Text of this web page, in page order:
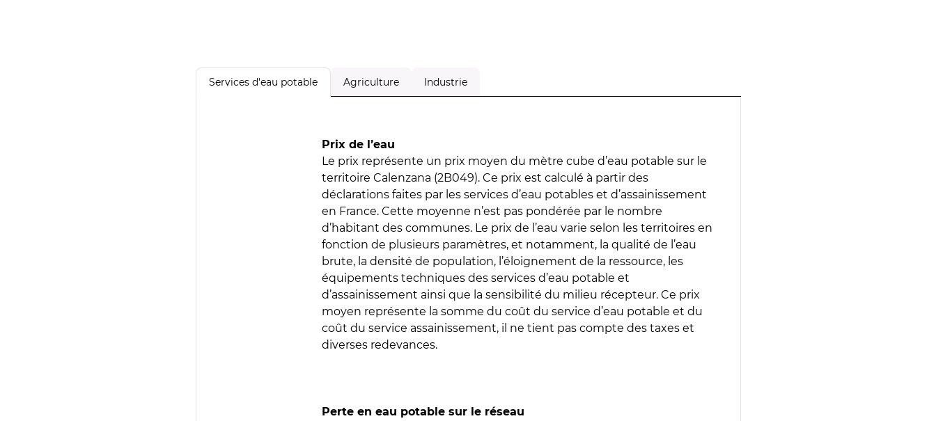
Services d'eau potable Agriculture Industrie
Prix de l’eau
Le prix représente un prix moyen du mètre cube d’eau potable sur le
territoire Calenzana (2B049). Ce prix est calculé à partir des
déclarations faites par les services d’eau potables et d’assainissement
en France. Cette moyenne n’est pas pondérée par le nombre
d’habitant des communes. Le prix de l’eau varie selon les territoires en
fonction de plusieurs paramètres, et notamment, la qualité de l’eau
brute, la densité de population, l’éloignement de la ressource, les
équipements techniques des services d’eau potable et
d’assainissement ainsi que la sensibilité du milieu récepteur. Ce prix
moyen représente la somme du coût du service d’eau potable et du
coût du service assainissement, il ne tient pas compte des taxes et
diverses redevances.
Perte en eau potable sur le réseau